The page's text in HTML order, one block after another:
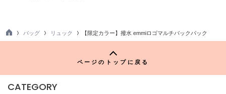
Philly chocolate
TO
バッグ リュック 【限定カラー】撥水 emmiロゴマルチバックパック
ページのトップに戻る
CATEGORY